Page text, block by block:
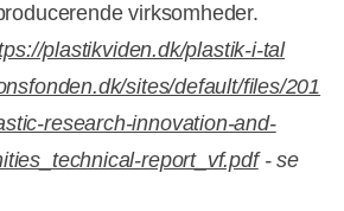
virksomheder.
plastikviden.dk/plastik-i-tal
sites/default/files/201
research-innovation-and-
report_vf.pdf- se